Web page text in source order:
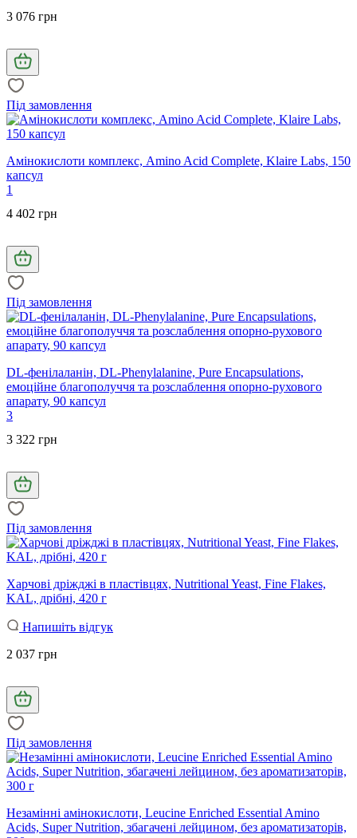
3 076 грн
Під замовлення
Амінокислоти комплекс, Amino Acid Complete, Klaire Labs, 150
капсул
1
4 402 грн
Під замовлення
DL-фенілаланін, DL-Phenylalanine, Pure Encapsulations,
емоційне благополуччя та розслаблення опорно-рухового
апарату, 90 капсул
3
3 322 грн
Під замовлення
Харчові дріжджі в пластівцях, Nutritional Yeast, Fine Flakes,
KAL, дрібні, 420 г
Напишіть відгук
2 037 грн
Під замовлення
Незамінні амінокислоти, Leucine Enriched Essential Amino
Acids, Super Nutrition, збагачені лейцином, без ароматизаторів,